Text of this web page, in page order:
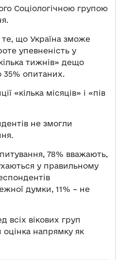
Соціологічною групою
те, що Україна зможе
упевненість у
тижнів» дещо
35% опитаних.
«кілька місяців» і «пів
не змогли
78% вважають,
у правильному
думки, 11% – не
всіх вікових груп
напрямку як